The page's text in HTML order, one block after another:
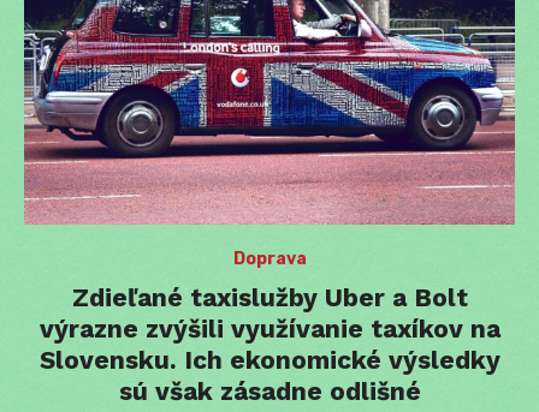
Doprava
Zdieľané taxislužby Uber a Bolt
výrazne zvýšili využívanie taxíkov na
Slovensku. Ich ekonomické výsledky
sú však zásadne odlišné